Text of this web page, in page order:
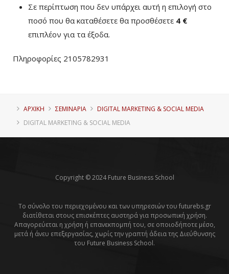
Σε περίπτωση που δεν υπάρχει αυτή η επιλογή στο
ποσό που θα καταθέσετε θα προσθέσετε 4 €
επιπλέον για τα έξοδα.
Πληροφορίες 2105782931
ΑΡΧΙΚΗ ΣΕΜΙΝΑΡΙΑ
DIGITAL MARKETING & SOCIAL MEDIA
DIGITAL MARKETING & SOCIAL MEDIA
Copyright © 2024 Future Business School
Το σύνολο του περιεχομένου και των υπηρεσιών του futurebs.gr
διατίθεται στους επισκέπτες αυστηρά για προσωπική χρήση.
Απαγορεύεται η χρήση ή επανεκπομπή του, σε οποιοδήποτε μέσο,
μετά ή άνευ επεξεργασίας, χωρίς την γραπτή άδεια της Διεύθυνσης
του Future Business School.